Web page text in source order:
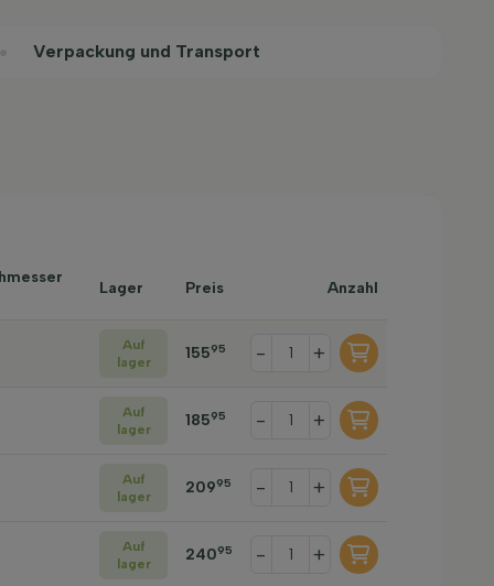
Verpackung und Transport
Lager Preis Anzahl
Auf
lager
15595 - +
Auf
lager
18595 - +
Auf
lager
20995 - +
Auf
lager
24095 - +